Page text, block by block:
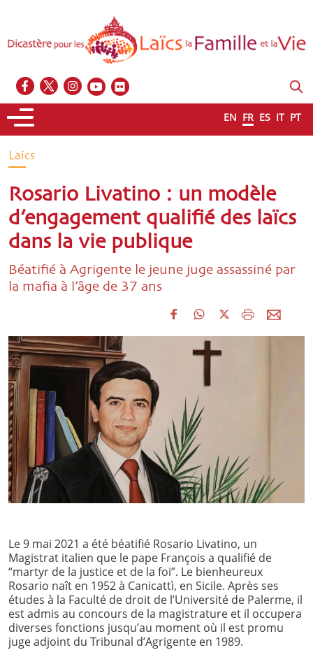
EN FR ES IT PT
Laïcs
Rosario Livatino : un modèle
d’engagement qualifié des laïcs
dans la vie publique
Béatifié à Agrigente le jeune juge assassiné par
la mafia à l’âge de 37 ans
Le 9 mai 2021 a été béatifié Rosario Livatino, un
Magistrat italien que le pape François a qualifié de
“martyr de la justice et de la foi”. Le bienheureux
Rosario naît en 1952 à Canicattì, en Sicile. Après ses
études à la Faculté de droit de l’Université de Palerme, il
est admis au concours de la magistrature et il occupera
diverses fonctions jusqu’au moment où il est promu
juge adjoint du Tribunal d’Agrigente en 1989.